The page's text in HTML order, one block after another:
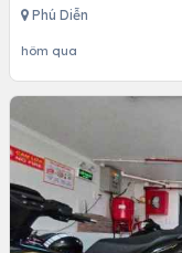
Phú Diễn
hôm qua